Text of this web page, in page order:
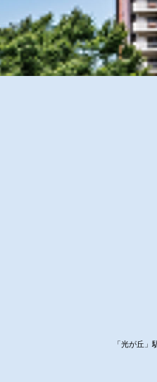
らかじめご了承ください。
「光が丘」